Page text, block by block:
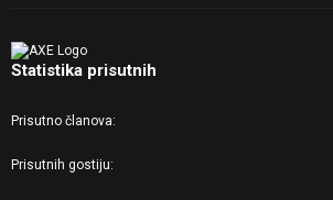
Statistika prisutnih
Prisutno članova
Prisutnih gostiju